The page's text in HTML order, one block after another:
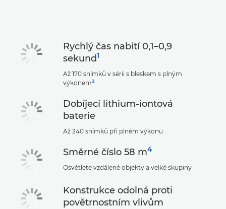
Rychlý čas nabití 0,1–0,9
sekund1
Až 170 snímků v sérii s bleskem s plným
výkonem2
Dobíjecí lithium-iontová
baterie
Až 340 snímků při plném výkonu
Směrné číslo 58 m4
Osvětlete vzdálené objekty a velké skupiny
Konstrukce odolná proti
povětrnostním vlivům